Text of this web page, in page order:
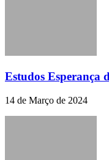
Estudos Esperança
14 de Março de 2024